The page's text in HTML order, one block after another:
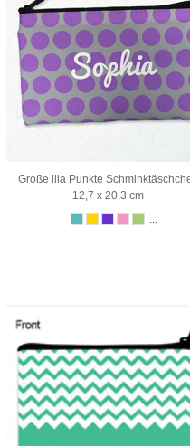
Große lila Punkte
12,7 x 20,3 cm
...